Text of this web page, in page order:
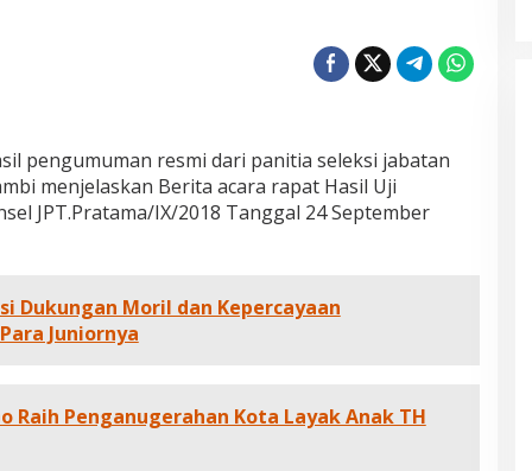
pengumuman resmi dari panitia seleksi jabatan
menjelaskan Berita acara rapat Hasil Uji
JPT.Pratama/IX/2018 Tanggal 24 September
Dukungan Moril dan Kepercayaan
Juniornya
Raih Penganugerahan Kota Layak Anak TH